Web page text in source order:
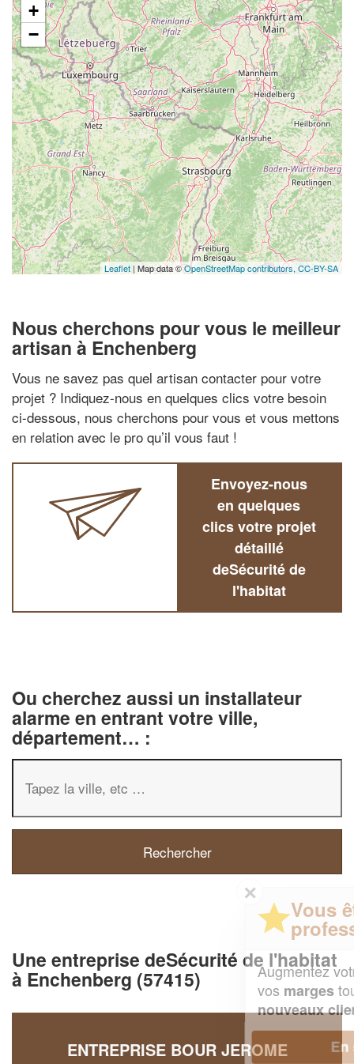
+
−
Leaflet | Map data ©OpenStreetMap contributors,CC-BY-SA
Nous cherchons pour vous le meilleur
artisan à Enchenberg
Vous ne savez pas quel artisan contacter pour votre
projet ? Indiquez-nous en quelques clics votre besoin
ci-dessous, nous cherchons pour vous et vous mettons
en relation avec le pro qu’il vous faut !
Envoyez-nous
en quelques
clics votre projet
détaillé
deSécurité de
l'habitat
Ou cherchez aussi un installateur
alarme en entrant votre ville,
département… :
Une entreprise deSécurité de l'habitat
à Enchenberg (57415)
ENTREPRISE BOUR JEROME
professionnel ?
Augmentez votrechiffre d'affaireset
vosmarges tout en gagnant de
nouveaux clients!
En savoir plus